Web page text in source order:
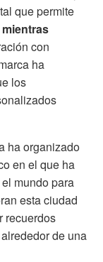
que permite
con
ha
los
ha organizado
en el que ha
mundo para
esta ciudad
recuerdos
de una